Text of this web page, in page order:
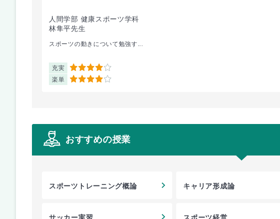
人間学部 健康スポーツ学科
林隼平先生
スポーツの動きについて勉強す...
充実 4
楽単 4
おすすめの授業
スポーツトレーニング概論 キャリア形成論